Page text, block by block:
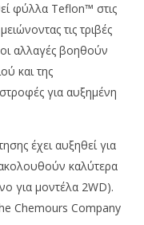
φύλλα Teflon™ στις
τις τριβές
αλλαγές βοηθούν
και της
για αυξημένη
έχει αυξηθεί για
καλύτερα
για μοντέλα 2WD).
Chemours Company